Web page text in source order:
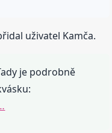
uživatel Kamča.
je podrobně